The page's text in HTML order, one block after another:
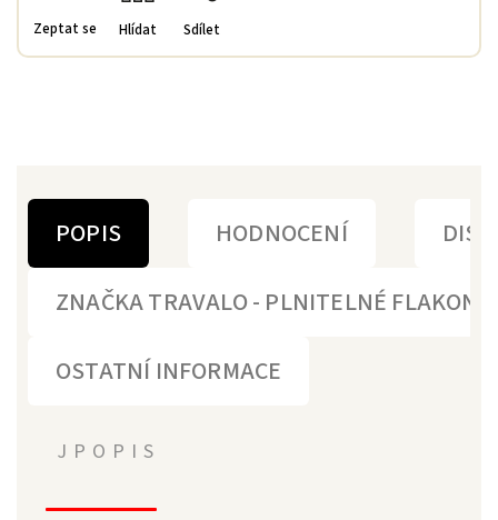
Zeptat se Hlídat Sdílet
POPIS HODNOCENÍ
ZNAČKATRAVALO - PLNITELNÉ FLAKONY
OSTATNÍ INFORMACE
JPOPIS